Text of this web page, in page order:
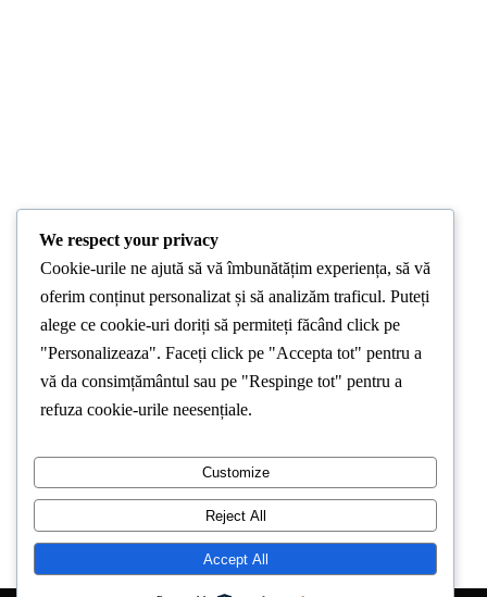
Coronarografia: diagnostic
cardiovascular cert și minim invaziv
Stirea De Iasi July 4, 2023
Coronarografia este procedura medicală prin care este verificată
starea de sănătate a arterelor coronariene. Prin intermediul
1 2
We respect your privacy
Cookie-urile ne ajută să vă îmbunătățim experiența, să vă
oferim conținut personalizat și să analizăm traficul. Puteți
alege ce cookie-uri doriți să permiteți făcând click pe
"Personalizeaza". Faceți click pe "Accepta tot" pentru a
vă da consimțământul sau pe "Respinge tot" pentru a
refuza cookie-urile neesențiale.
Customize
Reject All
Accept All